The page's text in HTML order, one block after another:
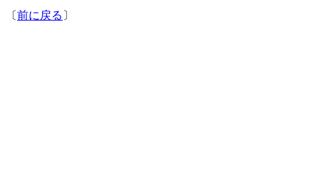
〔前に戻る 〕